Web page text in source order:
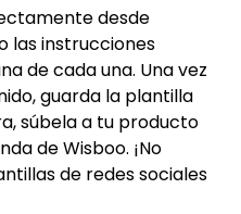
desde
las instrucciones
de cada una. Una vez
guarda la plantilla
súbela a tu producto
de Wisboo. ¡No
de redes sociales